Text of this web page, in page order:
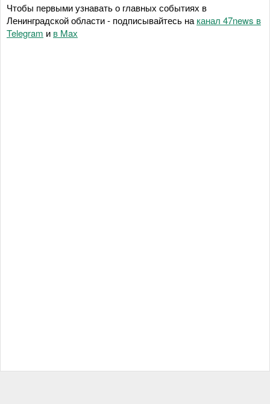
Чтобы первыми узнавать о главных событиях в
Ленинградской области - подписывайтесь на канал 47news в
Telegram и в Maх